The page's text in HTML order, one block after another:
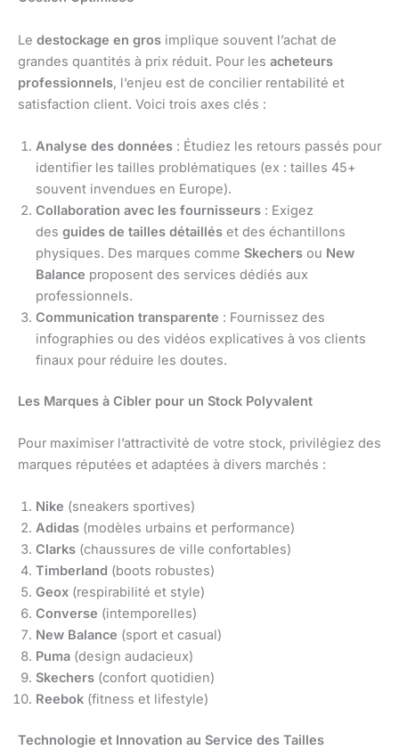
Le destockage en gros implique souvent l’achat de
grandes quantités à prix réduit. Pour les acheteurs
professionnels, l’enjeu est de concilier rentabilité et
satisfaction client. Voici trois axes clés :
Analyse des données : Étudiez les retours passés pour
identifier les tailles problématiques (ex : tailles 45+
souvent invendues en Europe).
Collaboration avec les fournisseurs : Exigez
des guides de tailles détaillés et des échantillons
physiques. Des marques comme Skechers ou New
Balance proposent des services dédiés aux
professionnels.
Communication transparente : Fournissez des
infographies ou des vidéos explicatives à vos clients
finaux pour réduire les doutes.
Les Marques à Cibler pour un Stock Polyvalent
Pour maximiser l’attractivité de votre stock, privilégiez des
marques réputées et adaptées à divers marchés :
Nike (sneakers sportives)
Adidas (modèles urbains et performance)
Clarks (chaussures de ville confortables)
Timberland (boots robustes)
Geox (respirabilité et style)
Converse (intemporelles)
New Balance (sport et casual)
Puma (design audacieux)
Skechers (confort quotidien)
Reebok (fitness et lifestyle)
Technologie et Innovation au Service des Tailles